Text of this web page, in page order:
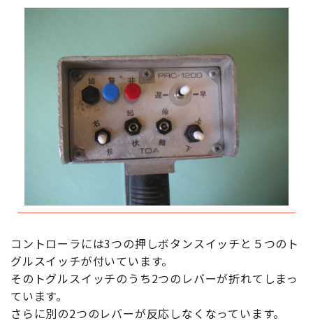
コントローラには3つの押しボタンスイッチと５つのト
グルスイッチが付いています。
そのトグルスイッチのうち2つのレバーが折れてしまっ
ています。
さらに別の2つのレバーが反応しなくなっています。